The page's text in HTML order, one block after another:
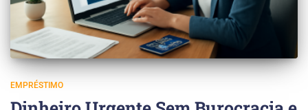
EMPRÉSTIMO